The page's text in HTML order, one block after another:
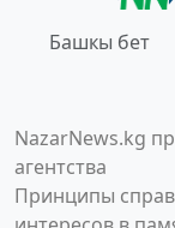
Башкы бет
NazarNews.kg
агентства
Принципы